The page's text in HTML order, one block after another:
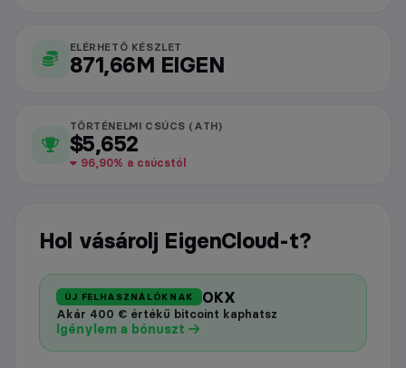
ELÉRHETŐ KÉSZLET
871,66M EIGEN
TÖRTÉNELMI CSÚCS (ATH)
$5,652
96,90% a csúcstól
Hol vásárolj EigenCloud-t?
ÚJ FELHASZNÁLÓKNAK OKX
Akár 400 € értékű bitcoint kaphatsz
Igénylem a bónuszt